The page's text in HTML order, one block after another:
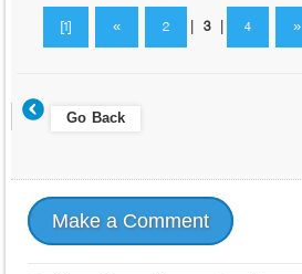
[1] « 2 3| 4 »
Go Back
Make a Comment